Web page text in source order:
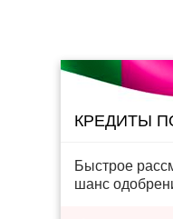
КРЕДИТЫ
Быстрое
шанс